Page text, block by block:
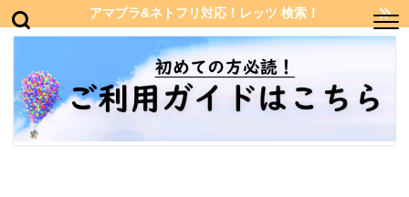
アマプラ&ネトフリ対応！レッツ 検索！